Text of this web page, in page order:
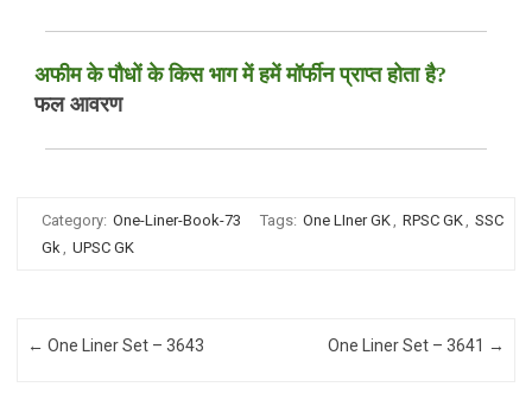
अफीम के पौधों के किस भाग में हमें मॉर्फीन प्राप्त होता है?
फल आवरण
Category: One-Liner-Book-73 Tags: One LIner GK, RPSC GK, SSC
Gk, UPSC GK
Post navigation
← One Liner Set – 3643 One Liner Set – 3641 →